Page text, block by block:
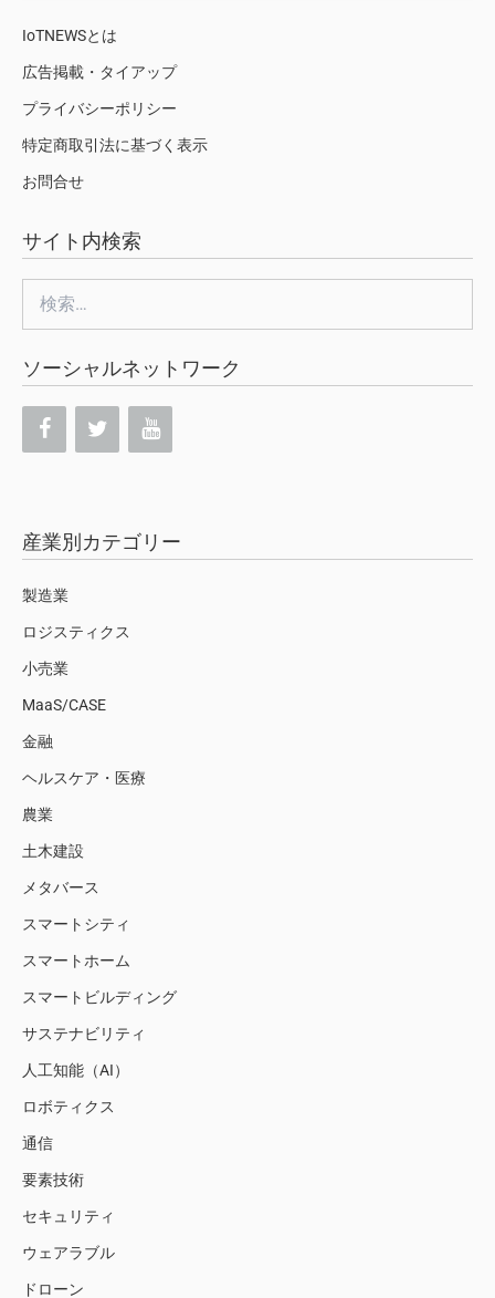
IoTNEWSとは
広告掲載・タイアップ
プライバシーポリシー
特定商取引法に基づく表示
お問合せ
サイト内検索
索:
ソーシャルネットワーク
産業別カテゴリー
製造業
ロジスティクス
小売業
MaaS/CASE
金融
ヘルスケア・医療
農業
土木建設
メタバース
スマートシティ
スマートホーム
スマートビルディング
サステナビリティ
人工知能（AI）
ロボティクス
通信
要素技術
セキュリティ
ウェアラブル
ドローン